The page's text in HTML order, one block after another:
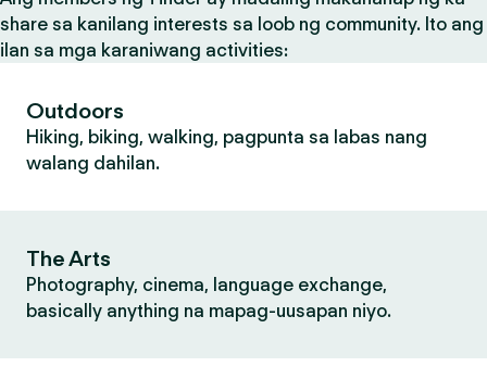
share sa kanilang interests sa loob ng community. Ito ang
ilan sa mga karaniwang activities:
Outdoors
Hiking, biking, walking, pagpunta sa labas nang
walang dahilan.
The Arts
Photography, cinema, language exchange,
basically anything na mapag-uusapan niyo.